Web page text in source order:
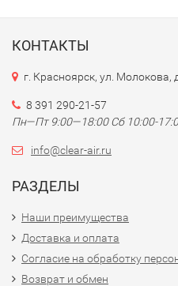
КОНТАКТЫ
г. Красноярск, ул. Молокова,
8 391 290-21-57
Пн—Пт 9:00—18:00 Сб 10:00-
info@clear-air.ru
РАЗДЕЛЫ
Наши преимущества
Доставка и оплата
Согласие на обработку
Возврат и обмен